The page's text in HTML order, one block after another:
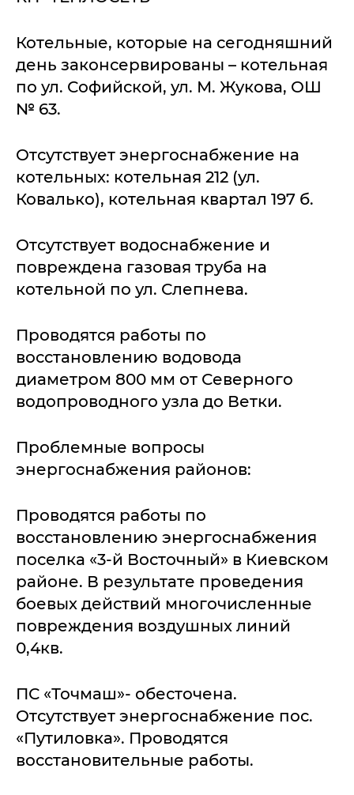
Котельные, которые на сегодняшний
день законсервированы – котельная
по ул. Софийской, ул. М. Жукова, ОШ
№ 63.
Отсутствует энергоснабжение на
котельных: котельная 212 (ул.
Ковалько), котельная квартал 197 б.
Отсутствует водоснабжение и
повреждена газовая труба на
котельной по ул. Слепнева.
Проводятся работы по
восстановлению водовода
диаметром 800 мм от Северного
водопроводного узла до Ветки.
Проблемные вопросы
энергоснабжения районов:
Проводятся работы по
восстановлению энергоснабжения
поселка «3-й Восточный» в Киевском
районе. В результате проведения
боевых действий многочисленные
повреждения воздушных линий
0,4кв.
ПС «Точмаш»- обесточена.
Отсутствует энергоснабжение пос.
«Путиловка». Проводятся
восстановительные работы.